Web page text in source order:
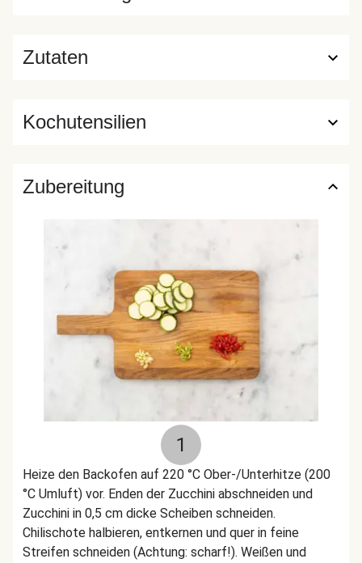
Zutaten
Kochutensilien
Zubereitung
1
Heize den Backofen auf 220 °C Ober-/Unterhitze (200
°C Umluft) vor. Enden der Zucchini abschneiden und
Zucchini in 0,5 cm dicke Scheiben schneiden.
Chilischote halbieren, entkernen und quer in feine
Streifen schneiden (Achtung: scharf!). Weißen und